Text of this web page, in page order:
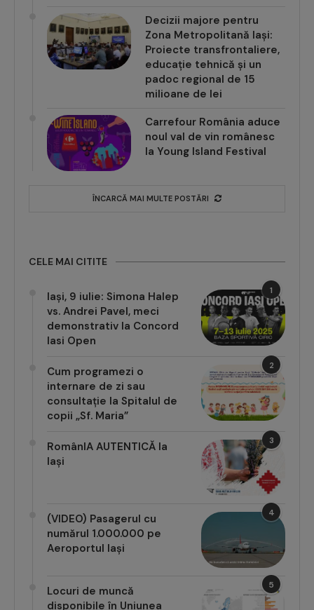
Decizii majore pentru
Zona Metropolitană Iași:
Proiecte transfrontaliere,
educație tehnică și un
padoc regional de 15
milioane de lei
Carrefour România aduce
noul val de vin românesc
la Young Island Festival
ÎNCARCĂ MAI MULTE POSTĂRI
CELE MAI CITITE
1
Iași, 9 iulie: Simona Halep
vs. Andrei Pavel, meci
demonstrativ la Concord
Iasi Open
2
Cum programezi o
internare de zi sau
consultație la Spitalul de
copii „Sf. Maria”
3
RomânIA AUTENTICĂ la
Iași
4
(VIDEO) Pasagerul cu
numărul 1.000.000 pe
Aeroportul Iași
5
Locuri de muncă
disponibile în Uniunea